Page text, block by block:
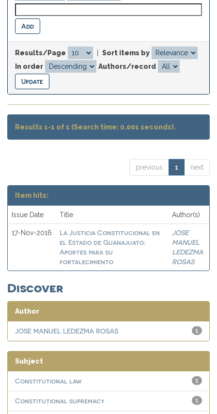
Results/Page
Sort items by
In order
Authors/record
Results 1-1 of 1 (Search time: 0.001 seconds).
previous 1 next
Item hits:
Issue Date Title Author(s)
17-Nov-2016
La Justicia Constitucional en
el Estado de Guanajuato:
Aportes para su
fortalecimiento
JOSE
MANUEL
LEDEZMA
ROSAS
Discover
Author
1
JOSE MANUEL LEDEZMA ROSAS
Subject
1
Constitutional law
1
Constitutional supremacy